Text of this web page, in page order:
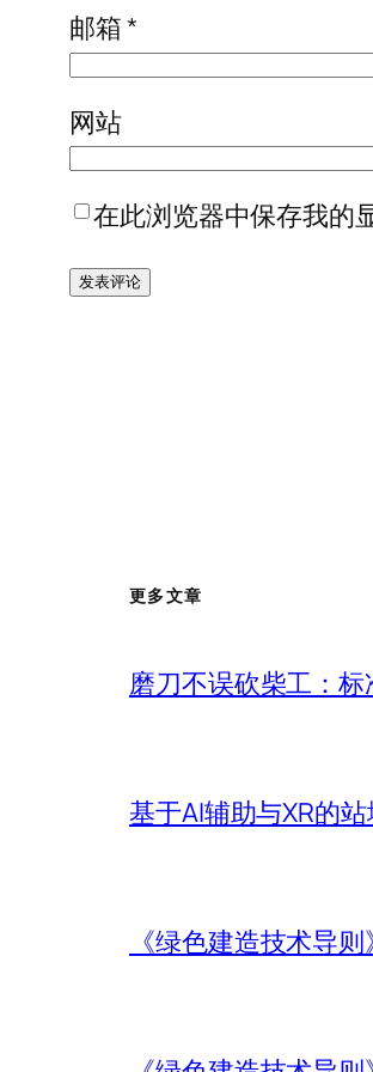
邮箱*
网站
在此浏览器中保存我的
更多文章
磨刀不误砍柴工：
基于AI辅助与XR的
《绿色建造技术导